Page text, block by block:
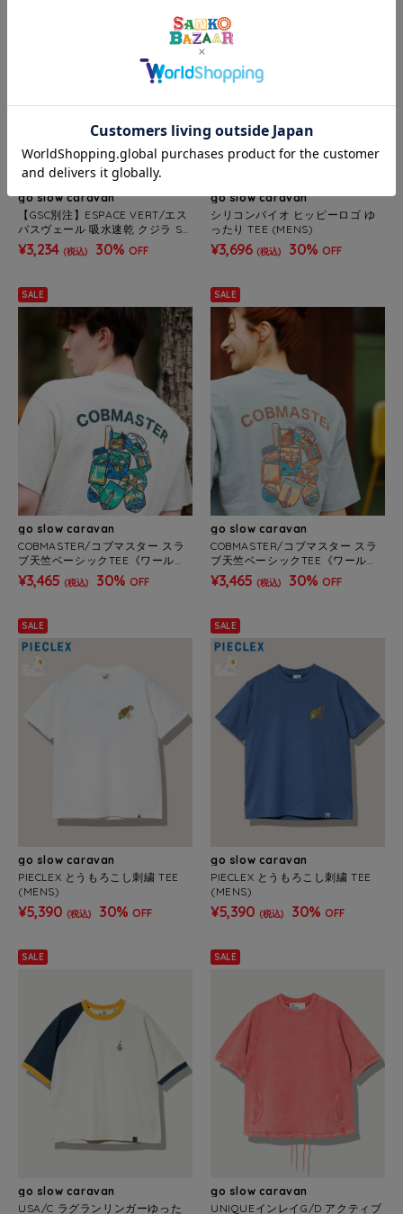
go slow caravan
【GSC別注】ESPACE VERT/エス
パスヴェール 吸水速乾 クジラ S/
S TEE (MENS)
¥3,234 (税込) 30% OFF
go slow caravan
シリコンバイオ ヒッピーロゴ ゆ
ったり TEE (MENS)
¥3,696 (税込) 30% OFF
SALE
go slow caravan
COBMASTER/コブマスター スラ
ブ天竺ベーシックTEE《ワールド
ワッペン》(MENS)
¥3,465 (税込) 30% OFF
SALE
go slow caravan
COBMASTER/コブマスター スラ
ブ天竺ベーシックTEE《ワールド
ワッペン》(MENS)
¥3,465 (税込) 30% OFF
SALE
go slow caravan
PIECLEX とうもろこし刺繍 TEE
(MENS)
¥5,390 (税込) 30% OFF
SALE
go slow caravan
PIECLEX とうもろこし刺繍 TEE
(MENS)
¥5,390 (税込) 30% OFF
SALE
go slow caravan
USA/C ラグランリンガーゆった
SALE
go slow caravan
UNIQUEインレイG/D アクティブ